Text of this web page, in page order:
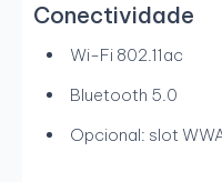
Conectividade
Wi-Fi 802.11ac
Bluetooth 5.0
Opcional: slot